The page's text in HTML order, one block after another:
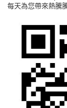
每天為您帶來熱騰